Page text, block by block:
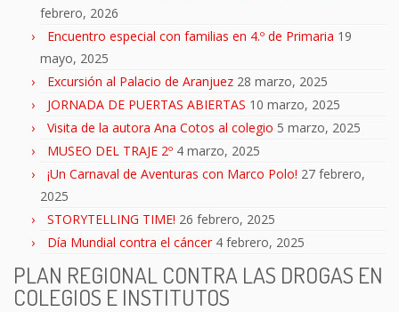
febrero, 2026
Encuentro especial con familias en 4.º de Primaria 19
mayo, 2025
Excursión al Palacio de Aranjuez 28 marzo, 2025
JORNADA DE PUERTAS ABIERTAS 10 marzo, 2025
Visita de la autora Ana Cotos al colegio 5 marzo, 2025
MUSEO DEL TRAJE 2º 4 marzo, 2025
¡Un Carnaval de Aventuras con Marco Polo! 27 febrero,
2025
STORYTELLING TIME! 26 febrero, 2025
Día Mundial contra el cáncer 4 febrero, 2025
PLAN REGIONAL CONTRA LAS DROGAS EN
COLEGIOS E INSTITUTOS